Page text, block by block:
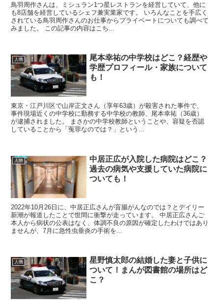
鳥羽周作さんは、ミシュラン1つ星レストランを経営していて、他に
も8店舗を経営しているシェフ兼実業家です。 いろんなことを手広く
されている鳥羽周作さんのお仕事からプライベートについても調べて
みました。 この記事の内容はこち...
人物
尾本幸祐の中学校はどこ？経歴や
学歴プロフィール・家族について
も！
東京・江戸川区で山岸正文さん（享年63歳）が殺害された事件で、
事件現場近くの中学校に勤務する中学校の教師、尾本幸祐（36歳）
が逮捕されました。 まさかの中学校教師ということや、容疑を否認
していることから「冤罪なのでは？」という...
人物
中居正広が入院した病院はどこ？
過去の病気や支援していた病院に
ついても！
2022年10月26日に、中居正広さんが盲腸がんなのでは？とデイリー
新潮が報道したことで世間に衝撃が走っています。 中居正広さんご
本人から病状の公表はなく、体調不良の原因が確定したわけではあり
ませんが、7月に急性虫垂炎の手術を...
人物
星野慎太郎の結婚した妻と子供に
ついて！まんが図書館の場所はど
こ？